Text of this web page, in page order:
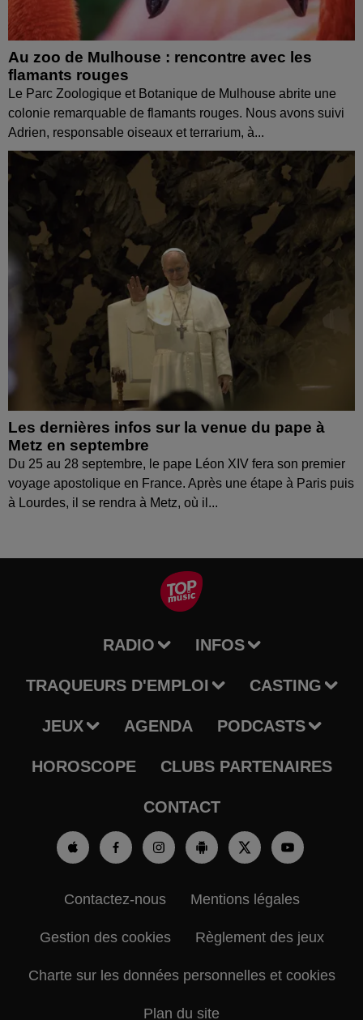
Au zoo de Mulhouse : rencontre avec les
flamants rouges
Le Parc Zoologique et Botanique de Mulhouse abrite une
colonie remarquable de flamants rouges. Nous avons suivi
Adrien, responsable oiseaux et terrarium, à...
Les dernières infos sur la venue du pape à
Metz en septembre
Du 25 au 28 septembre, le pape Léon XIV fera son premier
voyage apostolique en France. Après une étape à Paris puis
à Lourdes, il se rendra à Metz, où il...
RADIO INFOS
TRAQUEURS D'EMPLOI CASTING
JEUX AGENDA PODCASTS
HOROSCOPE CLUBS PARTENAIRES
CONTACT
Contactez-nous Mentions légales
Gestion des cookies Règlement des jeux
Charte sur les données personnelles et cookies
Plan du site